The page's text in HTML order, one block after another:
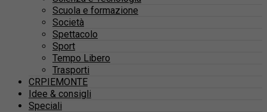
Scuola e formazione
Società
Spettacolo
Sport
Tempo Libero
Trasporti
CRPIEMONTE
Idee & consigli
Speciali